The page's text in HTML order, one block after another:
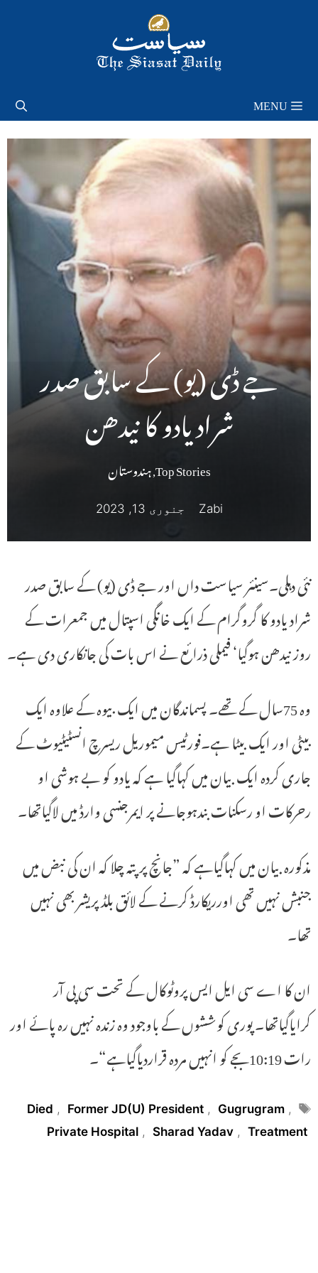
MENU
جے ڈی (یو) کے سابق صدر
شراد یادو کا نیدھن
Top Stories
,ہندوستان
Zabi جنوری 13, 2023
نئی دہلی۔سینئر سیاست داں اور جے ڈی (یو) کے سابق صدر
شراد یادو کا گروگرام کے ایک خانگی اسپتال میں جمعرات کے
روز نیدھن ہوگیا‘ فیملی ذرائع نے اس بات کی جانکاری دی ہے۔
وہ 75سال کے تھے۔ پسماندگان میں ایک بیوہ کے علاوہ ایک
بیٹی اور ایک بیٹا ہے۔فورٹیس میموریل ریسرچ انسٹیٹیوٹ کے
جاری کردہ ایک بیان میں کہاگیا ہے کہ یادو کو بے ہوشی او
رحرکات او رسکنات بندہوجانے پر ایمرجنسی وارڈ میں لاگیاتھا۔
مذکورہ بیان میں کہاگیاہے کہ ”جانچ پر پتہ چلا کہ ان کی نبض میں
جنبش نہیں تھی اورریکارڈ کرنے کے لائق بلڈ پریشر بھی نہیں
تھا۔
ان کا اے سی ایل ایس پروٹوکال کے تحت سی پی آر
کرایاگیاتھا۔ پوری کوششوں کے باوجود وہ زندہ نہیں رہ پائے اور
رات 10:19بجے کو انہیں مردہ قراردیاگیاہے“۔
Tags
Died , Former JD(U) President , Gugrugram ,
Private Hospital , Sharad Yadav , Treatment